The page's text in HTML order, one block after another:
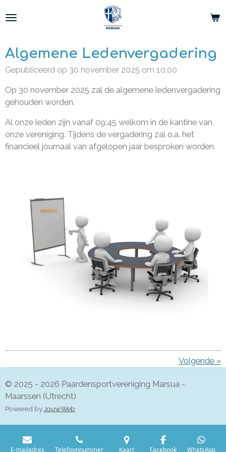
direct
de
hoofdinhoud
Algemene Ledenvergadering
Gepubliceerd op 30 november 2025 om 10:00
Op 30 november 2025 zal de algemene ledenvergadering
gehouden worden.
Al onze leden zijn vanaf 09:45 welkom in de kantine van
onze vereniging. Tijdens de vergadering zal o.a. het
financieel journaal van afgelopen jaar besproken worden.
Volgende »
© 2025 - 2026 Paardensportvereniging Marsua -
Maarssen (Utrecht)
Powered byJouwWeb
E-mailadres Telefoonnummer Kaart Facebook WhatsApp